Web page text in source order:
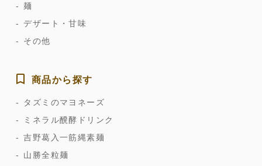
麺
デザート・甘味
その他
商品から探す
タズミのマヨネーズ
ミネラル醗酵ドリンク
吉野葛入一筋縄素麺
山勝全粒麺